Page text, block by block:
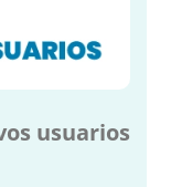
usuarios